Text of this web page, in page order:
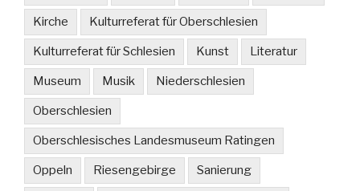
Kirche Kulturreferat für Oberschlesien
Kulturreferat für Schlesien Kunst Literatur
Museum Musik Niederschlesien
Oberschlesien
Oberschlesisches Landesmuseum Ratingen
Oppeln Riesengebirge Sanierung